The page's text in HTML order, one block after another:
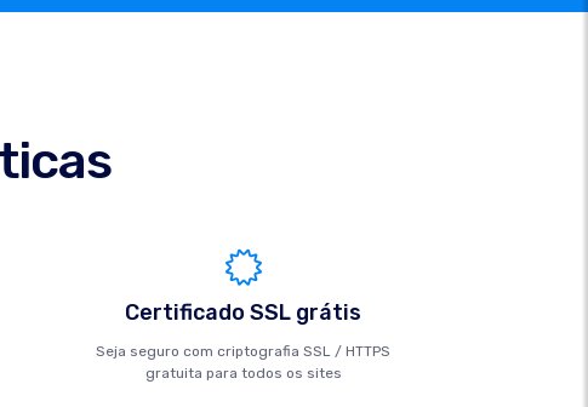
Certificado SSL grátis
Seja seguro com criptografia SSL / HTTPS
gratuita para todos os sites